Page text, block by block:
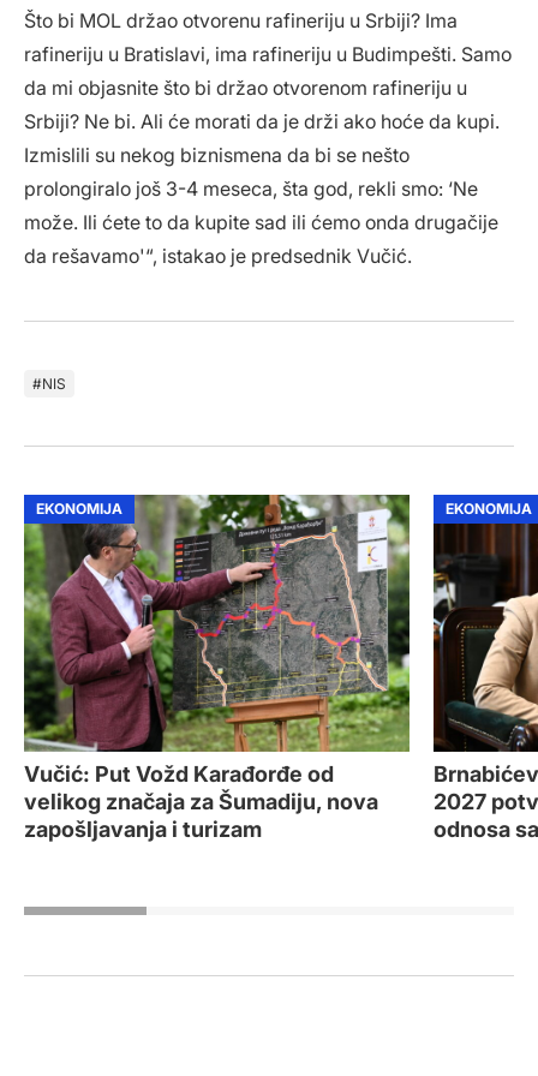
Što bi MOL držao otvorenu rafineriju u Srbiji? Ima
rafineriju u Bratislavi, ima rafineriju u Budimpešti. Samo
da mi objasnite što bi držao otvorenom rafineriju u
Srbiji? Ne bi. Ali će morati da je drži ako hoće da kupi.
Izmislili su nekog biznismena da bi se nešto
prolongiralo još 3-4 meseca, šta god, rekli smo: ‘Ne
može. Ili ćete to da kupite sad ili ćemo onda drugačije
da rešavamo'“, istakao je predsednik Vučić.
NIS
EKONOMIJA
Vučić: Put Vožd Karađorđe od
velikog značaja za Šumadiju, nova
zapošljavanja i turizam
EKONOMIJA
2027
odnosa